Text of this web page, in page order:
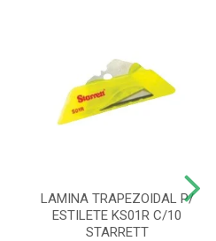
LAMINA TRAPEZOIDAL P/
ESTILETE KS01R C/10
STARRETT